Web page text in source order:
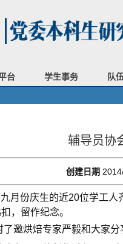
台 学生事务 队
辅导员协
创建日期
月份庆生的近20位学工人
，留作纪念。
邀烘焙专家严毅和大家